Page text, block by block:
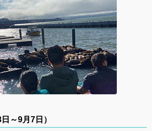
～9月7日）